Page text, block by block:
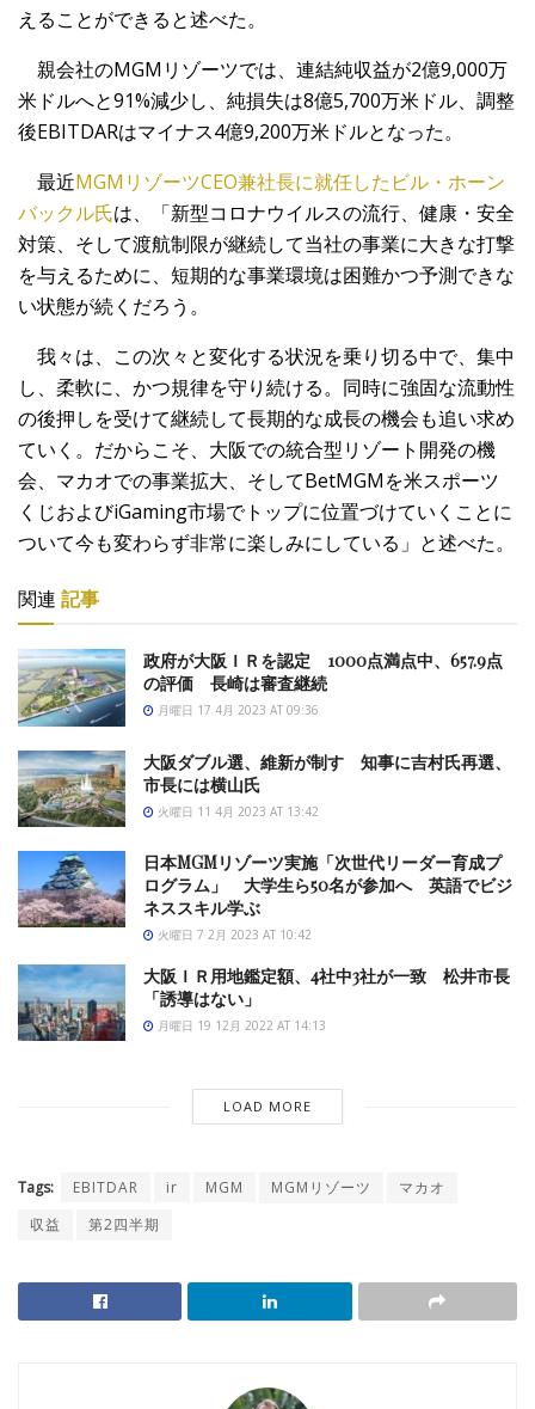
えることができると述べた。
親会社のMGMリゾーツでは、連結純収益が2億9,000万
米ドルへと91%減少し、純損失は8億5,700万米ドル、調整
後EBITDARはマイナス4億9,200万米ドルとなった。
最近MGMリゾーツCEO兼社長に就任したビル・ホーン
バックル氏は、「新型コロナウイルスの流行、健康・安全
対策、そして渡航制限が継続して当社の事業に大きな打撃
を与えるために、短期的な事業環境は困難かつ予測できな
い状態が続くだろう。
我々は、この次々と変化する状況を乗り切る中で、集中
し、柔軟に、かつ規律を守り続ける。同時に強固な流動性
の後押しを受けて継続して長期的な成長の機会も追い求め
ていく。だからこそ、大阪での統合型リゾート開発の機
会、マカオでの事業拡大、そしてBetMGMを米スポーツ
くじおよびiGaming市場でトップに位置づけていくことに
ついて今も変わらず非常に楽しみにしている」と述べた。
関連 記事
政府が大阪ＩＲを認定 1000点満点中、657.9点
の評価 長崎は審査継続
月曜日 17 4月 2023 AT 09:36
大阪ダブル選、維新が制す 知事に吉村氏再選、
市長には横山氏
火曜日 11 4月 2023 AT 13:42
日本MGMリゾーツ実施「次世代リーダー育成プ
ログラム」 大学生ら50名が参加へ 英語でビジ
ネススキル学ぶ
火曜日 7 2月 2023 AT 10:42
大阪ＩＲ用地鑑定額、4社中3社が一致 松井市長
「誘導はない」
月曜日 19 12月 2022 AT 14:13
LOAD MORE
Tags: EBITDAR ir MGM MGMリゾーツ
マカオ
収益
第2四半期